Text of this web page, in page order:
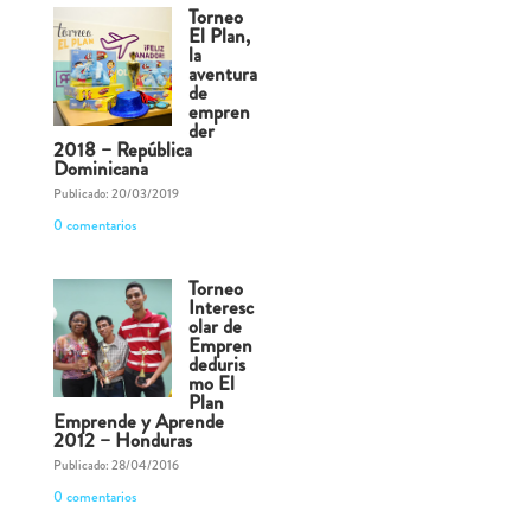
Torneo
El Plan,
la
aventura
de
empren
der
2018 – República
Dominicana
Publicado: 20/03/2019
0 comentarios
Torneo
Interesc
olar de
Empren
deduris
mo El
Plan
Emprende y Aprende
2012 – Honduras
Publicado: 28/04/2016
0 comentarios